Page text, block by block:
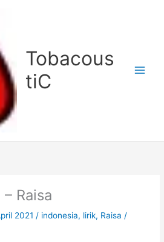
Tobacous
tiC
Raisa
2021 / indonesia, lirik, Raisa /